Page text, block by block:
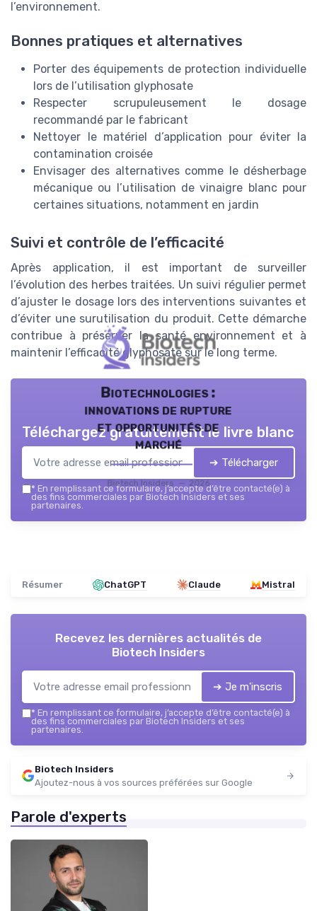
l’environnement.
Bonnes pratiques et alternatives
Porter des équipements de protection individuelle
lors de l’utilisation glyphosate
Respecter scrupuleusement le dosage
recommandé par le fabricant
Nettoyer le matériel d’application pour éviter la
contamination croisée
Envisager des alternatives comme le désherbage
mécanique ou l’utilisation de vinaigre blanc pour
certaines situations, notamment en jardin
Suivi et contrôle de l’efficacité
Après application, il est important de surveiller
l’évolution des herbes traitées. Un suivi régulier permet
d’ajuster le dosage lors des interventions suivantes et
d’éviter une surutilisation du produit. Cette démarche
contribue à préserver la santé environnement et à
maintenir l’efficacité glyphosate sur le long terme.
Biotechnologies :
innovations de rupture
et opportunités de
marché
Biotech Insiders — 2026
Téléchargez gratuitement le livre blanc
➔ Télécharger
* En remplissant ce formulaire, j’accepte d’être contacté(e) à
des fins commerciales par Biotech Insiders et ses
partenaires.
Résumer ChatGPT Claude Mistral
Recevez les dernières actualités de
Biotech Insiders
➔ Je m'inscris
* En remplissant ce formulaire, j’accepte d’être contacté(e) à
des fins commerciales par Biotech Insiders et ses
partenaires.
Biotech Insiders
Ajoutez-nous à vos sources préférées sur Google
Parole d'experts